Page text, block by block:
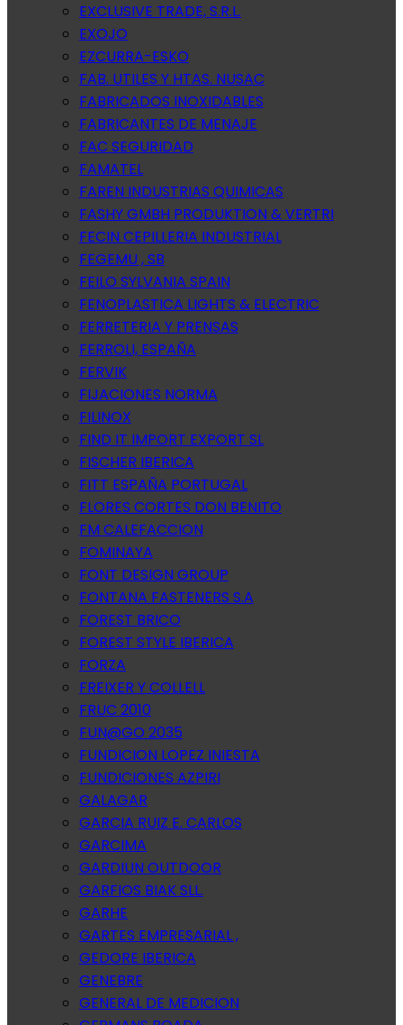
EXCLUSIVE TRADE, S.R.L.
EXOJO
EZCURRA-ESKO
FAB. UTILES Y HTAS. NUSAC
FABRICADOS INOXIDABLES
FABRICANTES DE MENAJE
FAC SEGURIDAD
FAMATEL
FAREN INDUSTRIAS QUIMICAS
FASHY GMBH PRODUKTION & VERTRI
FECIN CEPILLERIA INDUSTRIAL
FEGEMU , SB
FEILO SYLVANIA SPAIN
FENOPLASTICA LIGHTS & ELECTRIC
FERRETERIA Y PRENSAS
FERROLI, ESPAÑA
FERVIK
FIJACIONES NORMA
FILINOX
FIND IT IMPORT EXPORT SL
FISCHER IBERICA
FITT ESPAÑA PORTUGAL
FLORES CORTES DON BENITO
FM CALEFACCION
FOMINAYA
FONT DESIGN GROUP
FONTANA FASTENERS S.A
FOREST BRICO
FOREST STYLE IBERICA
FORZA
FREIXER Y COLLELL
FRUC 2010
FUN@GO 2035
FUNDICION LOPEZ INIESTA
FUNDICIONES AZPIRI
GALAGAR
GARCIA RUIZ E. CARLOS
GARCIMA
GARDIUN OUTDOOR
GARFIOS BIAK SLL.
GARHE
GARTES EMPRESARIAL ,
GEDORE IBERICA
GENEBRE
GENERAL DE MEDICION